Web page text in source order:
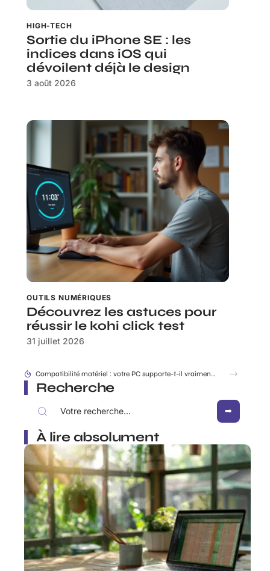
HIGH-TECH
Sortie du iPhone SE : les
indices dans iOS qui
dévoilent déjà le design
3 août 2026
OUTILS NUMÉRIQUES
Découvrez les astuces pour
réussir le kohi click test
31 juillet 2026
Sortie du iPhone SE : les indices dans iOS qui dévoilent déjà le design
Recherche
À lire absolument